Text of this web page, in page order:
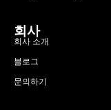
회사
회사 소개
블로그
문의하기